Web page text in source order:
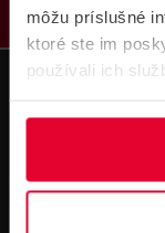
môžu príslušné
ktoré ste im
používali ich
Pre